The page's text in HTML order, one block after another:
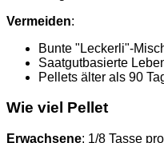
Vermeiden:
Bunte "Leckerli"-
Saatgutbasierte
Pellets älter als 90
Wie viel Pellet
Erwachsene: 1/8 Tasse